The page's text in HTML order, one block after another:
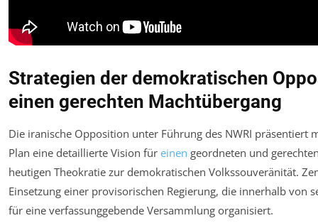
Strategien der demokratischen
einen gerechten Machtübergang
Die iranische Opposition unter Führung des NWRI präsentiert
Plan eine detaillierte Vision für einen geordneten und
heutigen Theokratie zur demokratischen Volkssouveränität.
Einsetzung einer provisorischen Regierung, die innerhalb von
für eine verfassunggebende Versammlung organisiert.